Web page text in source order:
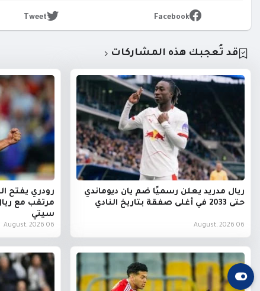
Facebook
Tweet
قد تُعجبك هذه المشاركات
ريال مدريد يعلن رسميًا ضم يان ديوماندي
حتى 2033 في أغلى صفقة بتاريخ النادي
06 August, 2026
رودري يفتح
مرتقب مع
سيتي
06 August, 2026